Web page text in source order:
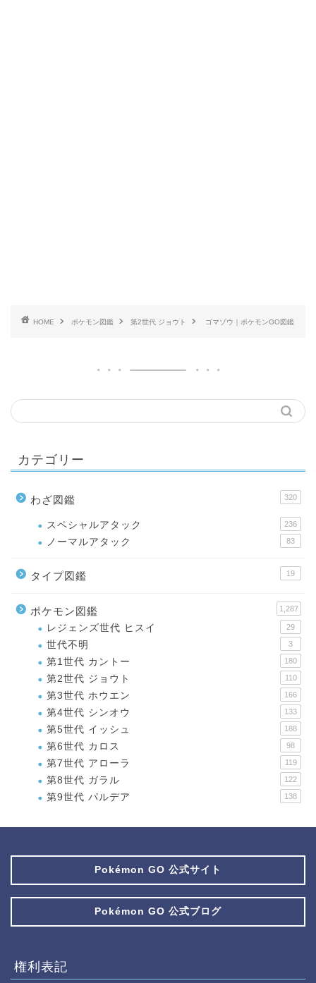
HOME ポケモン図鑑 第2世代 ジョウト ゴマゾウ｜ポケモンGO図鑑
カテゴリー
わざ図鑑 320
スペシャルアタック 236
ノーマルアタック 83
タイプ図鑑 19
ポケモン図鑑 1,287
レジェンズ世代 ヒスイ 29
世代不明 3
第1世代 カントー 180
第2世代 ジョウト 110
第3世代 ホウエン 166
第4世代 シンオウ 133
第5世代 イッシュ 188
第6世代 カロス 98
第7世代 アローラ 119
第8世代 ガラル 122
第9世代 パルデア 138
Pokémon GO 公式サイト
Pokémon GO 公式ブログ
権利表記